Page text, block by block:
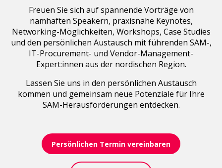
Freuen Sie sich auf spannende Vorträge von
namhaften Speakern, praxisnahe Keynotes,
Networking-Möglichkeiten, Workshops, Case Studies
und den persönlichen Austausch mit führenden SAM-,
IT-Procurement- und Vendor-Management-
Expert:innen aus der nordischen Region.
Lassen Sie uns in den persönlichen Austausch
kommen und gemeinsam neue Potenziale für Ihre
SAM-Herausforderungen entdecken.
Persönlichen Termin vereinbaren